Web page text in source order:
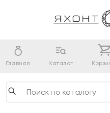
Главная Каталог